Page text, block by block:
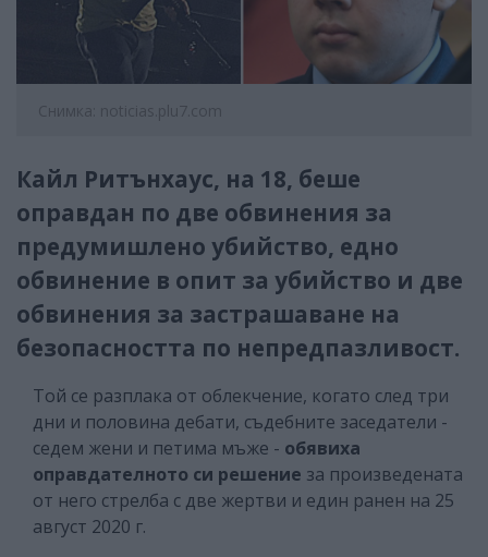
Снимка: noticias.plu7.com
Кайл Ритънхаус, на 18, беше
оправдан по две обвинения за
предумишлено убийство, едно
обвинение в опит за убийство и две
обвинения за застрашаване на
безопасността по непредпазливост.
Той се разплака от облекчение, когато след три
дни и половина дебати, съдебните заседатели -
седем жени и петима мъже - обявиха
оправдателното си решение за произведената
от него стрелба с две жертви и един ранен на 25
август 2020 г.